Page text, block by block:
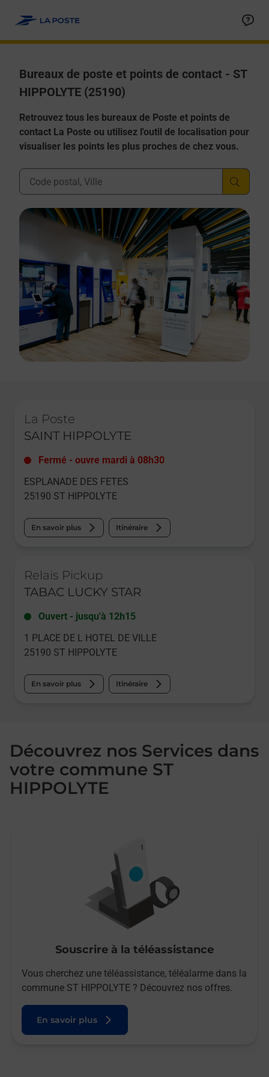
Bureaux de poste et points de contact - ST
HIPPOLYTE (25190)
Retrouvez tous les bureaux de Poste et points de
contact La Poste ou utilisez l'outil de localisation pour
visualiser les points les plus proches de chez vous.
Ville, Département, Code Postal
La Poste
SAINT HIPPOLYTE
Fermé - ouvre mardi à 08h30
ESPLANADE DES FETES
25190 ST HIPPOLYTE
En savoir plus Itinéraire
Relais Pickup
TABAC LUCKY STAR
Ouvert - jusqu'à 12h15
1 PLACE DE L HOTEL DE VILLE
25190 ST HIPPOLYTE
En savoir plus Itinéraire
Découvrez nos Services dans
votre commune ST
HIPPOLYTE
Souscrire à la téléassistance
Vous cherchez une téléassistance, téléalarme dans la
commune ST HIPPOLYTE ? Découvrez nos offres.
En savoir plus